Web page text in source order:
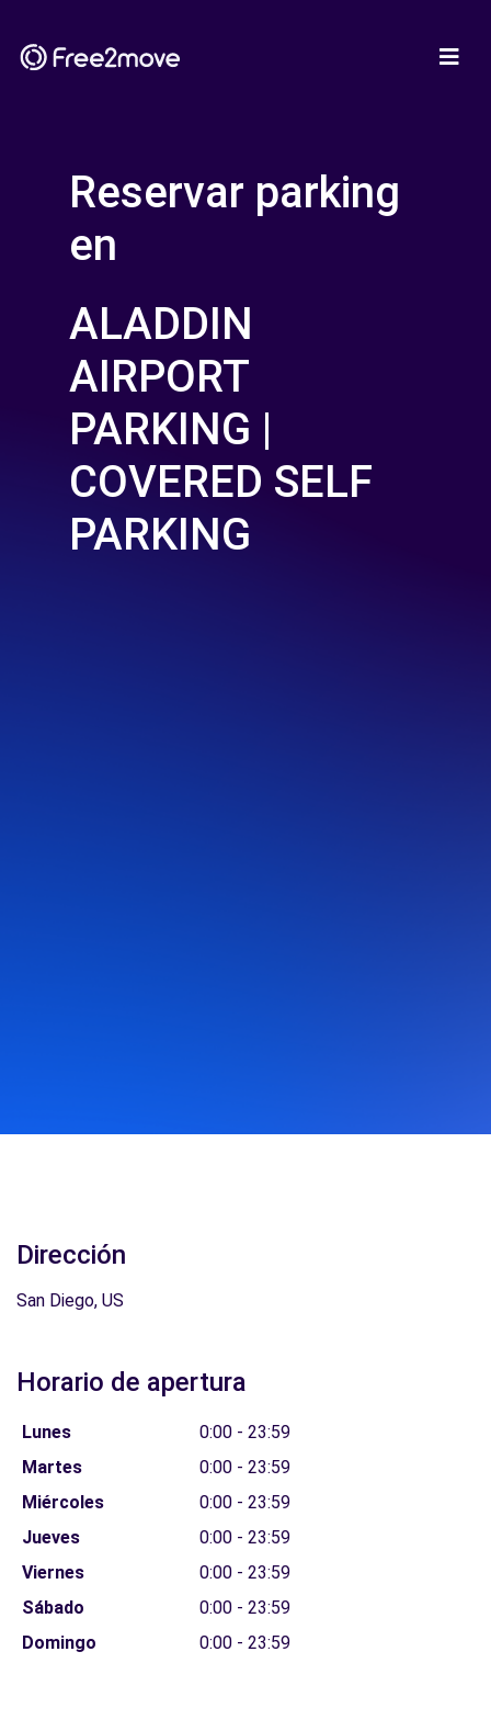
Reservar parking
en
ALADDIN
AIRPORT
PARKING |
COVERED SELF
PARKING
Dirección
San Diego, US
Horario de apertura
Lunes
0:00 - 23:59
Martes
0:00 - 23:59
Miércoles
0:00 - 23:59
Jueves
0:00 - 23:59
Viernes
0:00 - 23:59
Sábado
0:00 - 23:59
Domingo
0:00 - 23:59